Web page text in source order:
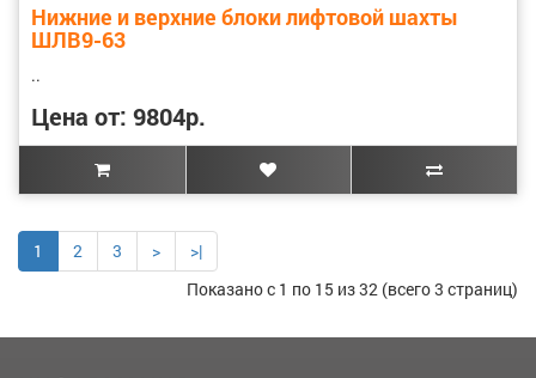
Нижние и верхние блоки лифтовой шахты
ШЛВ9-63
..
Цена от: 9804р.
1 2 3 >
>|
Показано с 1 по 15 из 32 (всего 3 страниц)